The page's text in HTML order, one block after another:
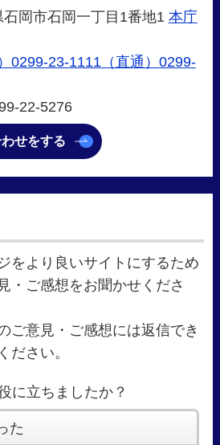
岡市石岡一丁目1番地1 本庁
0299-23-1111（直通）0299-
22-5276
せをする
をより良いサイトにするため
・ご感想をお聞かせくださ
ご意見・ご感想には返信でき
ださい。
に立ちましたか？
た